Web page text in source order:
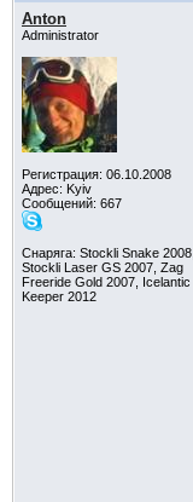
Anton
Administrator
Регистрация: 06.10.2008
Адрес: Kyiv
Сообщений: 667
Снаряга: Stockli Snake 2008,
Stockli Laser GS 2007, Zag
Freeride Gold 2007, Icelantic
Keeper 2012